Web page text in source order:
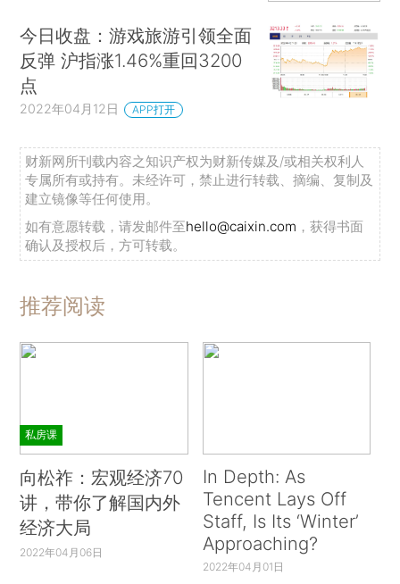
今日收盘：游戏旅游引领全面
反弹 沪指涨1.46%重回3200
点
2022年04月12日 APP打开
财新网所刊载内容之知识产权为财新传媒及/或相关权利人
专属所有或持有。未经许可，禁止进行转载、摘编、复制及
建立镜像等任何使用。
如有意愿转载，请发邮件至hello@caixin.com ，获得书面
确认及授权后，方可转载。
推荐阅读
私房课
向松祚：宏观经济70
讲，带你了解国内外
经济大局
2022年04月06日
In Depth: As
Tencent Lays Off
Staff, Is Its ‘Winter’
Approaching?
2022年04月01日